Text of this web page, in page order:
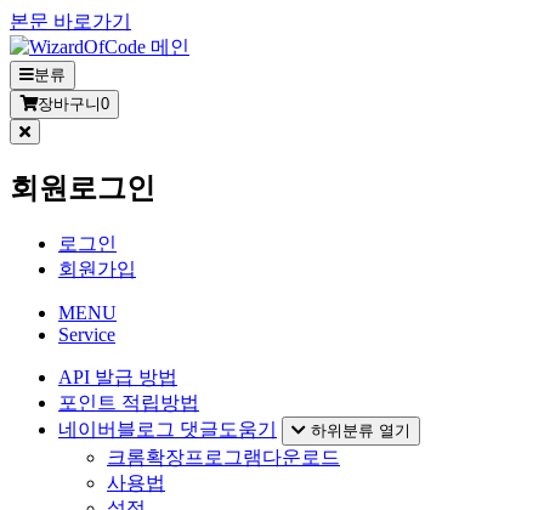
본문 바로가기
분류
장바구니0
회원로그인
로그인
회원가입
MENU
Service
API 발급 방법
포인트 적립방법
네이버블로그 댓글도움기
하위분류 열기
크롬확장프로그램다운로드
사용법